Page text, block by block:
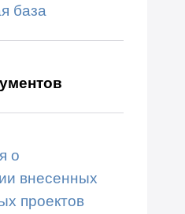
база
о
внесенных
проектов